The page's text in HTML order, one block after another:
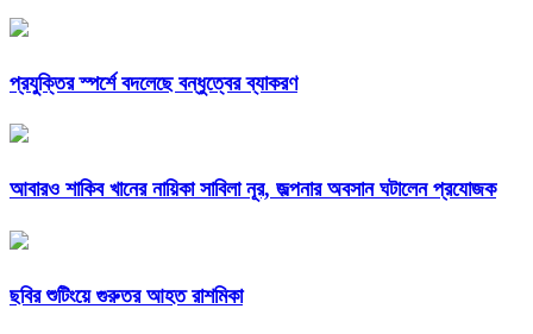
প্রযুক্তির স্পর্শে বদলেছে বন্ধুত্বের ব্যাকরণ
আবারও শাকিব খানের নায়িকা সাবিলা নূর, জল্পনার অবসান ঘটালেন প্রযোজক
ছবির শুটিংয়ে গুরুতর আহত রাশমিকা